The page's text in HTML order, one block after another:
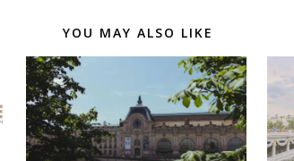
YOU MAY ALSO LIKE